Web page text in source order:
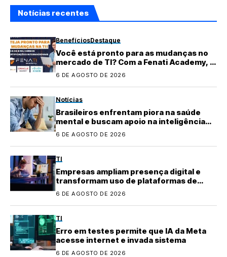
Notícias recentes
BenefíciosDestaque
Você está pronto para as mudanças no
mercado de TI? Com a Fenati Academy, é
fácil se atualizar!
6 DE AGOSTO DE 2026
Notícias
Brasileiros enfrentam piora na saúde
mental e buscam apoio na inteligência
artificial
6 DE AGOSTO DE 2026
TI
Empresas ampliam presença digital e
transformam uso de plataformas de
conteúdo
6 DE AGOSTO DE 2026
TI
Erro em testes permite que IA da Meta
acesse internet e invada sistema
6 DE AGOSTO DE 2026